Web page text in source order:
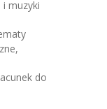
i muzyki
do